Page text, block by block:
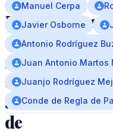
Regresamos
a
1943,
el
año
de
Manuel Cerpa
Javier Osborne
Antonio Rodríguez
Juan Antonio Martos
Juanjo Rodríguez
Conde de Regla de